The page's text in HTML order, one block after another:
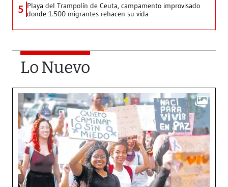
5 Playa del Trampolín de Ceuta, campamento improvisado
donde 1.500 migrantes rehacen su vida
Lo Nuevo